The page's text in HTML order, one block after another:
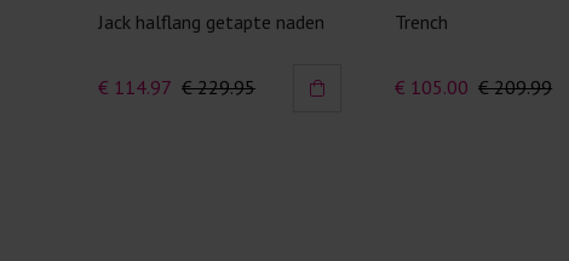
Jack halflang getapte naden
€ 114.97 € 229.95
Trench
€ 105.00 € 209.99